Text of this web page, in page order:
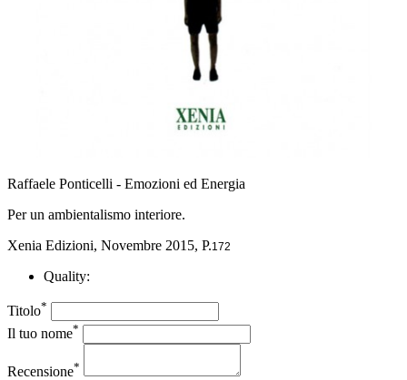
Raffaele Ponticelli - Emozioni ed Energia
Per un ambientalismo interiore.
Xenia Edizioni, Novembre 2015, P.172
Quality:
Titolo*
Il tuo nome*
Recensione*